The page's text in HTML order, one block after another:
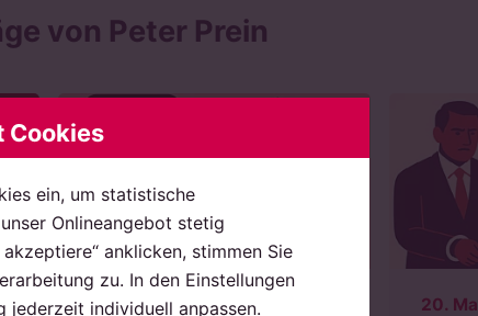
von Peter Prein
09. September 2025 20.
Cookies
ein, um statistische
Onlineangebot stetig
anklicken, stimmen Sie
zu. In den Einstellungen
jederzeit individuell anpassen.